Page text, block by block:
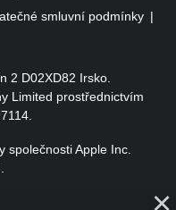
smluvní podmínky
2 D02XD82 Irsko.
Limited prostřednictvím
společnosti Apple Inc.